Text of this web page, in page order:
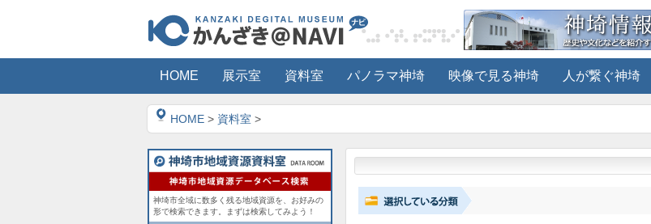
HOME 展示室 資料室 パノラマ神埼 映像で見る神埼 人が繋ぐ神埼
HOME > 資料室 >
神埼市全域に数多く残る地域資源を、お好みの
形で検索できます。まずは検索してみよう！